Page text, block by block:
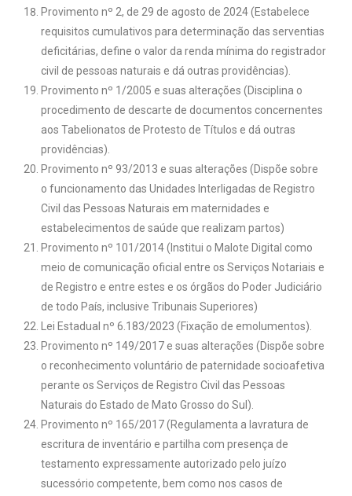
Provimento nº 2, de 29 de agosto de 2024 (Estabelece
requisitos cumulativos para determinação das serventias
deficitárias, define o valor da renda mínima do registrador
civil de pessoas naturais e dá outras providências).
Provimento nº 1/2005 e suas alterações (Disciplina o
procedimento de descarte de documentos concernentes
aos Tabelionatos de Protesto de Títulos e dá outras
providências).
Provimento nº 93/2013 e suas alterações (Dispõe sobre
o funcionamento das Unidades Interligadas de Registro
Civil das Pessoas Naturais em maternidades e
estabelecimentos de saúde que realizam partos)
Provimento nº 101/2014 (Institui o Malote Digital como
meio de comunicação oficial entre os Serviços Notariais e
de Registro e entre estes e os órgãos do Poder Judiciário
de todo País, inclusive Tribunais Superiores)
Lei Estadual nº 6.183/2023 (Fixação de emolumentos).
Provimento nº 149/2017 e suas alterações (Dispõe sobre
o reconhecimento voluntário de paternidade socioafetiva
perante os Serviços de Registro Civil das Pessoas
Naturais do Estado de Mato Grosso do Sul).
Provimento nº 165/2017 (Regulamenta a lavratura de
escritura de inventário e partilha com presença de
testamento expressamente autorizado pelo juízo
sucessório competente, bem como nos casos de